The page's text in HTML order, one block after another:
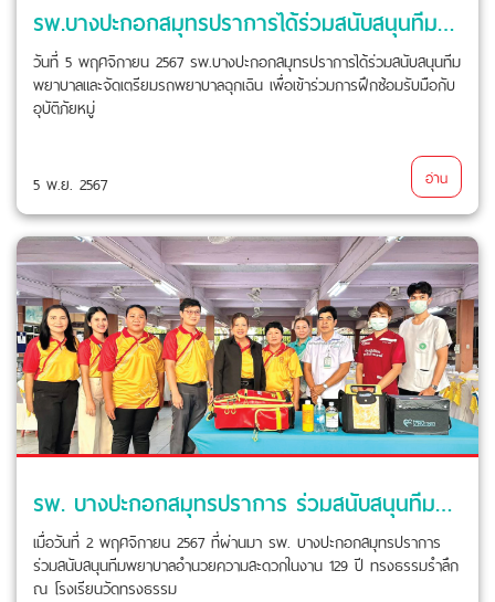
รพ.บางปะกอกสมุทรปราการได้ร่วมสนับสนุนทีมพยาบาลและจัดเตรียมรถพยาบาลฉุกเฉิน เพื่อเข้าร่วมการฝึกซ้อมรับมือกับอุบัติภัยหมู่
วันที่ 5 พฤศจิกายน 2567 รพ.บางปะกอกสมุทรปราการได้ร่วมสนับสนุนทีม
พยาบาลและจัดเตรียมรถพยาบาลฉุกเฉิน เพื่อเข้าร่วมการฝึกซ้อมรับมือกับ
อุบัติภัยหมู่
5 พ.ย. 2567 อ่าน
รพ. บางปะกอกสมุทรปราการ ร่วมสนับสนุนทีมพยาบาลและรถพยาบาลฉุกเฉิน
เมื่อวันที่ 2 พฤศจิกายน 2567 ที่ผ่านมา รพ. บางปะกอกสมุทรปราการ
ร่วมสนับสนุนทีมพยาบาลอำนวยความสะดวกในงาน 129 ปี ทรงธรรมรำลึก
ณ โรงเรียนวัดทรงธรรม